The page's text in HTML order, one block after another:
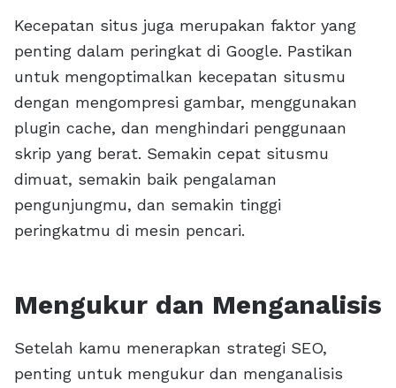
Kecepatan situs juga merupakan faktor yang
penting dalam peringkat di Google. Pastikan
untuk mengoptimalkan kecepatan situsmu
dengan mengompresi gambar, menggunakan
plugin cache, dan menghindari penggunaan
skrip yang berat. Semakin cepat situsmu
dimuat, semakin baik pengalaman
pengunjungmu, dan semakin tinggi
peringkatmu di mesin pencari.
Mengukur dan Menganalisis
Setelah kamu menerapkan strategi SEO,
penting untuk mengukur dan menganalisis